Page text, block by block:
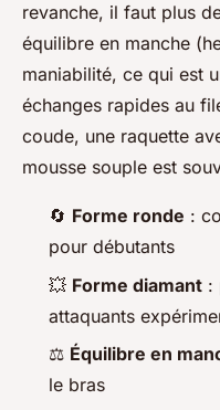
revanche, il faut plus
équilibre en manche (
maniabilité, ce qui est
échanges rapides au
coude, une raquette
mousse souple est
🔄 Forme ronde :
pour débutants
💥 Forme diamant :
attaquants
⚖️ Équilibre en
le bras